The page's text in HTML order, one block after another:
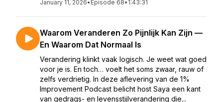
January 11, 2026• Episode 68• 1:43:31
Waarom Veranderen Zo Pijnlijk Kan Zijn —
En Waarom Dat Normaal Is
Verandering klinkt vaak logisch. Je weet wat goed
voor je is. En toch… voelt het soms zwaar, rauw of
zelfs verdrietig. In deze aflevering van de 1%
Improvement Podcast belicht host Saya een kant
van gedrags- en levensstijlverandering die...